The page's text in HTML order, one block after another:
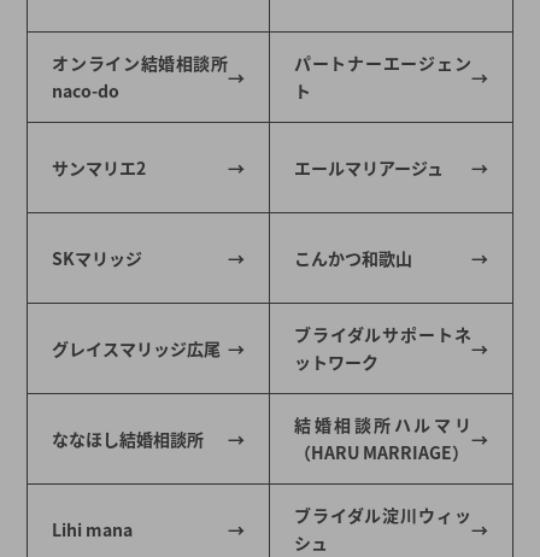
オンライン結婚相談所
naco-do
パートナーエージェン
ト
サンマリエ2 エールマリアージュ
SKマリッジ こんかつ和歌山
グレイスマリッジ広尾
ブライダルサポートネ
ットワーク
ななほし結婚相談所
結婚相談所ハルマリ
（HARU MARRIAGE）
Lihi mana
ブライダル淀川ウィッ
シュ